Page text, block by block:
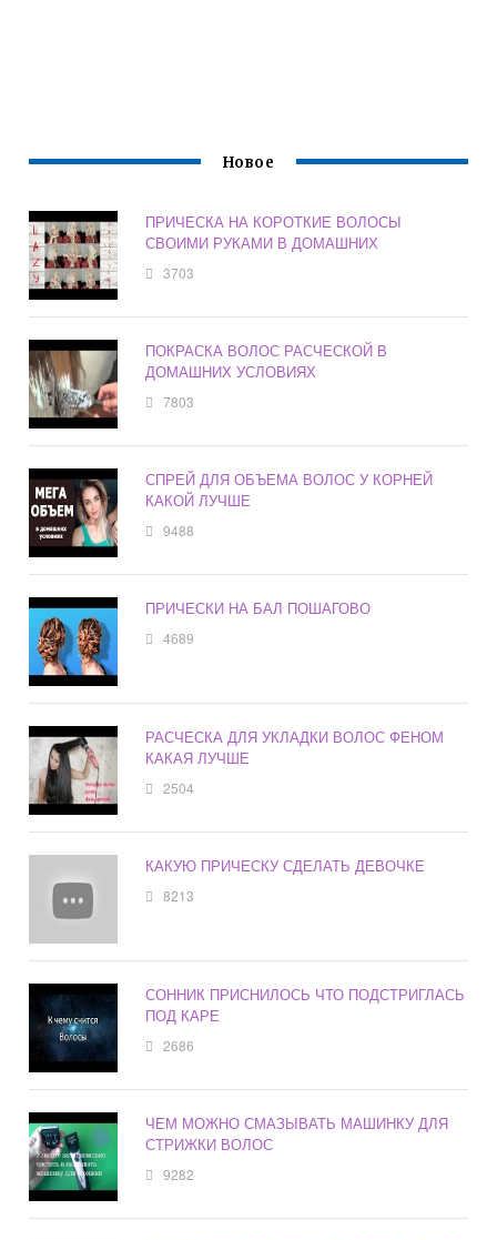
Новое
ПРИЧЕСКА НА КОРОТКИЕ ВОЛОСЫ
СВОИМИ РУКАМИ В ДОМАШНИХ
3703
ПОКРАСКА ВОЛОС РАСЧЕСКОЙ В
ДОМАШНИХ УСЛОВИЯХ
7803
СПРЕЙ ДЛЯ ОБЪЕМА ВОЛОС У КОРНЕЙ
КАКОЙ ЛУЧШЕ
9488
ПРИЧЕСКИ НА БАЛ ПОШАГОВО
4689
РАСЧЕСКА ДЛЯ УКЛАДКИ ВОЛОС ФЕНОМ
КАКАЯ ЛУЧШЕ
2504
КАКУЮ ПРИЧЕСКУ СДЕЛАТЬ ДЕВОЧКЕ
8213
СОННИК ПРИСНИЛОСЬ ЧТО ПОДСТРИГЛАСЬ
ПОД КАРЕ
2686
ЧЕМ МОЖНО СМАЗЫВАТЬ МАШИНКУ ДЛЯ
СТРИЖКИ ВОЛОС
9282